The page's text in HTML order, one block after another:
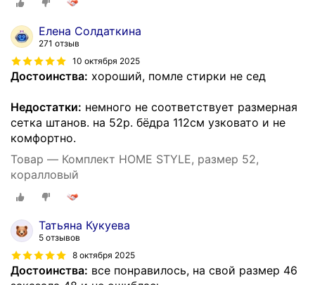
Елена Солдаткина
271 отзыв
10 октября 2025
Достоинства: хороший, помле стирки не сед
Недостатки: немного не соответствует размерная
сетка штанов. на 52р. бёдра 112см узковато и не
комфортно.
Товар — Комплект HOME STYLE, размер 52,
коралловый
Татьяна Кукуева
5 отзывов
8 октября 2025
Достоинства: все понравилось, на свой размер 46